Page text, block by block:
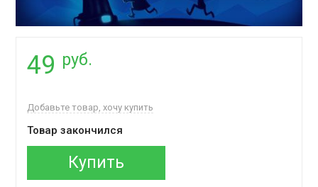
49 руб.
Добавьте товар, хочу купить
Товар закончился
Купить